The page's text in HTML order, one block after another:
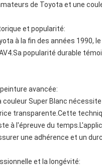
de Toyota et une
et popularité:
à la fin des années 1990,
popularité durable
avancée:
couleur Super Blanc
transparente.Cette
à l'épreuve du
une adhérence et un
et la longévité: